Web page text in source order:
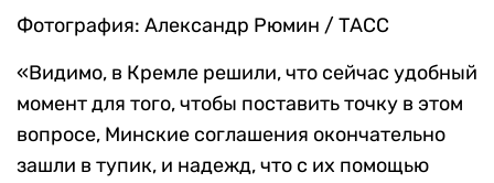
Фотография: Александр Рюмин / ТАСС
«Видимо, в Кремле решили, что сейчас удобный
момент для того, чтобы поставить точку в этом
вопросе, Минские соглашения окончательно
зашли в тупик, и надежд, что с их помощью